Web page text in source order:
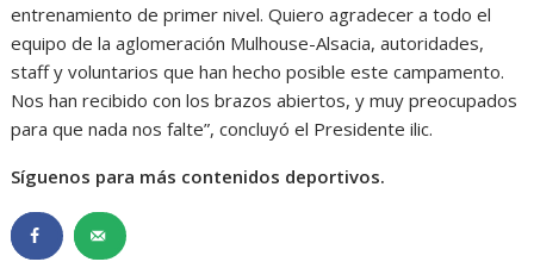
entrenamiento de primer nivel. Quiero agradecer a todo el
equipo de la aglomeración Mulhouse-Alsacia, autoridades,
staff y voluntarios que han hecho posible este campamento.
Nos han recibido con los brazos abiertos, y muy preocupados
para que nada nos falte”, concluyó el Presidente ilic.
Síguenos para más contenidos deportivos.